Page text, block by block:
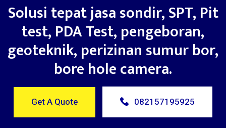
Solusi tepat jasa sondir, SPT, Pit
test, PDA Test, pengeboran,
geoteknik, perizinan sumur bor,
bore hole camera.
Get A Quote 082157195925